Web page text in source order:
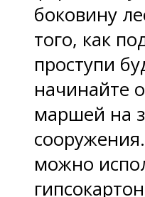
боковину
того, как
проступи
начинайте
маршей на
можно